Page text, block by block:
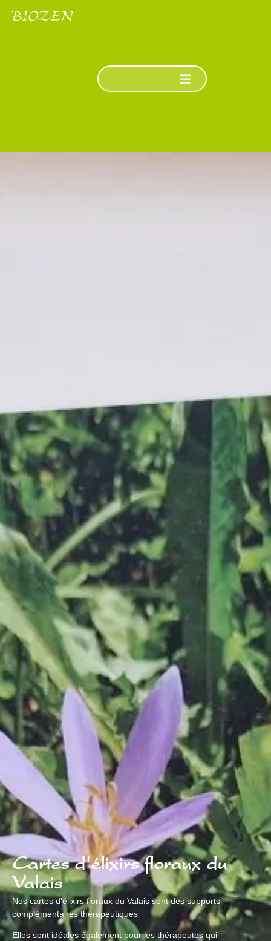
Cartes d'élixirs floraux du
Valais
Nos cartes d’élixirs floraux du Valais sont des supports
complémentaires thérapeutiques
Elles sont idéales également pour les thérapeutes qui